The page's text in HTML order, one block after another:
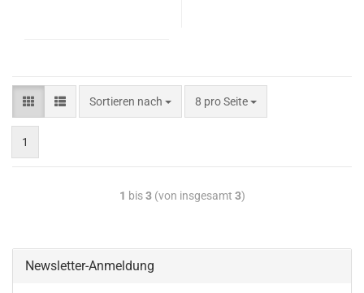
Sortieren nach 8 pro Seite
1
1 bis3(von insgesamt 3)
Newsletter-Anmeldung